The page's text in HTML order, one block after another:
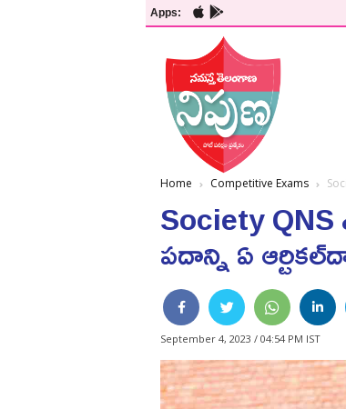
Apps:
Home Competitive Exams
Society QNS
పదాన్ని ఏ
September 4, 2023 / 04:54 PM IST